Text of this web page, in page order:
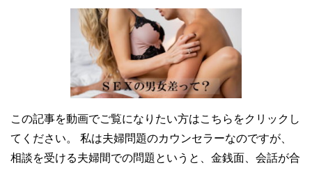
この記事を動画でご覧になりたい方はこちらをクリックし
てください。 私は夫婦問題のカウンセラーなのですが、
相談を受ける夫婦間での問題というと、金銭面、会話が合